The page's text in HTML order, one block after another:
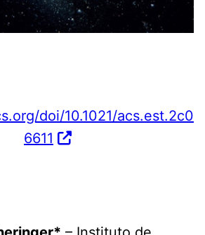
doi/10.1021/acs.est.2c0
6611